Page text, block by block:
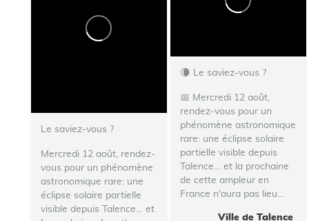
Le saviez-vous ?
Mercredi 12 août, rendez-
vous pour un phénomène
astronomique rare: une
éclipse solaire partielle
visible depuis Talence… et
🌘 Le saviez-vous ?
📅 Mercredi 12 août,
rendez-vous pour un
phénomène astronomique
rare: une éclipse solaire
partielle visible depuis
Talence… et la prochaine
de cette ampleur en
France n'aura pas lieu...
Ville de Talence